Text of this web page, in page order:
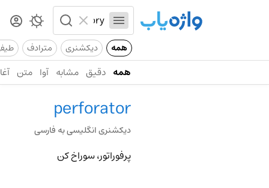
همه دیکشنری مترادف
همه دقیق مشابه آوا متن
perforator
دیکشنری انگلیسی به فارسی
پرفوراتور، سوراخ کن